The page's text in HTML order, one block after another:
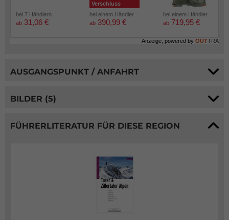
bei 7 Händlern
ab 31,06 €
Verschluss
bei einem Händler
ab 390,99 €
bei einem Händler
ab 719,95 €
Anzeige, powered by OUTTRA
AUSGANGSPUNKT / ANFAHRT
BILDER (5)
FÜHRERLITERATUR FÜR DIESE REGION